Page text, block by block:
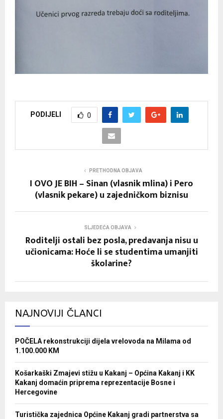
PODIJELI 0
PRETHODNA OBJAVA
I OVO JE BIH – Sinan (vlasnik mlina) i Pero
(vlasnik pekare) u zajedničkom biznisu
SLJEDEĆA OBJAVA
Roditelji ostali bez posla, predavanja nisu u
učionicama: Hoće li se studentima umanjiti
školarine?
NAJNOVIJI ČLANCI
POČELA rekonstrukciji dijela vrelovoda na Milama od
1.100.000 KM
Košarkaški Zmajevi stižu u Kakanj – Općina Kakanj i KK
Kakanj domaćin priprema reprezentacije Bosne i
Hercegovine
Turistička zajednica Općine Kakanj gradi partnerstva sa